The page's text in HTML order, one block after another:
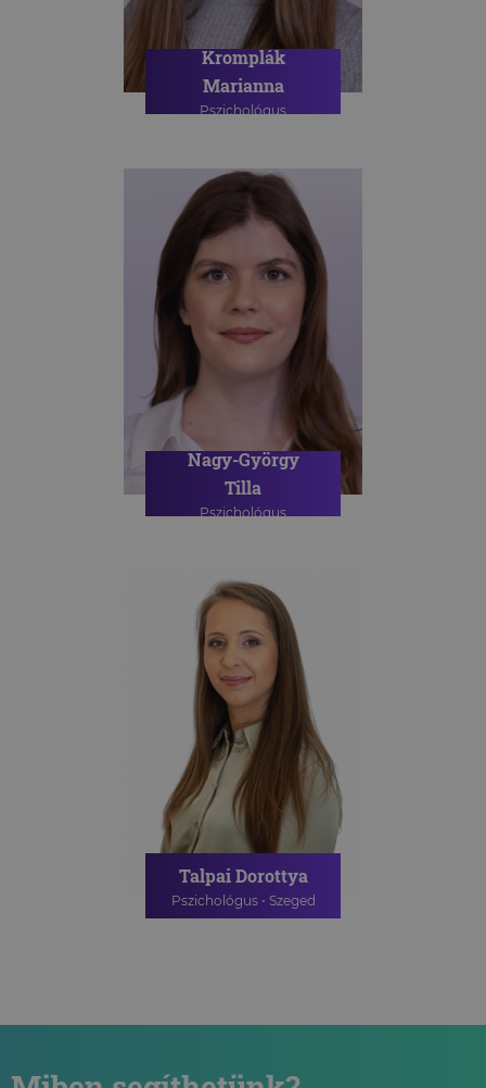
Kromplák
Marianna
Pszichológus
ONLINE PSZICHOLÓGIAI
SPORTPSZICHOLÓGIAI
Nagy-György
Tilla
Pszichológus
TANÁCSADÁS
Talpai Dorottya
Pszichológus ⋅ Szeged